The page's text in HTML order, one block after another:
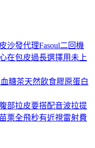
沙發代理Fasoul二回機
在包皮過長選擇用未上
糖茶天然飲食膠原蛋白
部拉皮要搭配音波拉提
栗全飛秒有近視雷射費